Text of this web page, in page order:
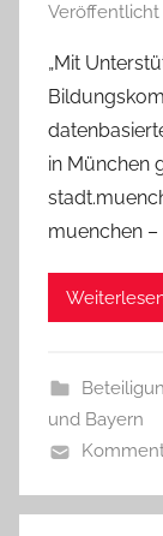
Veröffentlicht
„Mit
in München
muenchen
und Bayern